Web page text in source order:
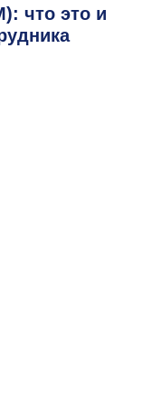
что это и